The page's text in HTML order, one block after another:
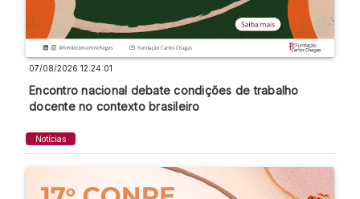
07/08/2026 12:24:01
Encontro nacional debate condições de trabalho
docente no contexto brasileiro
Notícias